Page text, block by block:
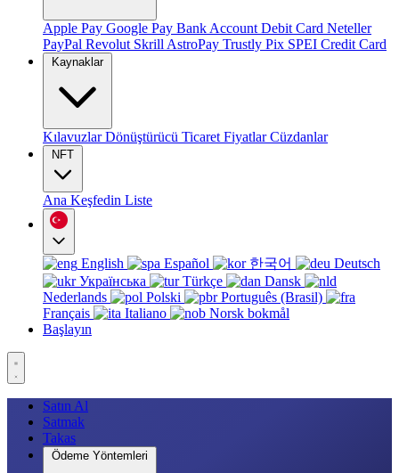
Apple Pay Google Pay Bank Account Debit Card Neteller
PayPal Revolut Skrill AstroPay Trustly Pix SPEI Credit Card
Kaynaklar
KılavuzlarDönüştürücü Ticaret FiyatlarCüzdanlar
NFT
Ana Keşfedin Liste
English Español 한국어
Deutsch
Українська
Türkçe
Dansk
Nederlands
Polski
Português (Brasil)
Français
Italiano
Norsk bokmål
Başlayın
Satın Al
Satmak
Takas
Ödeme Yöntemleri